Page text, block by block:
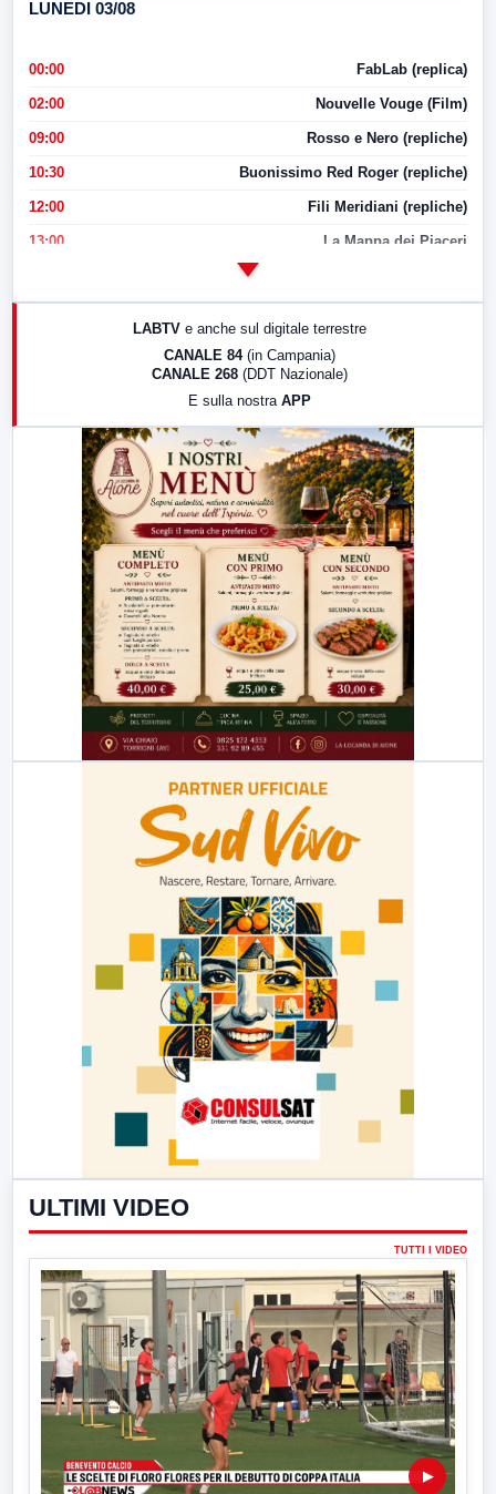
LUNEDI 03/08
00:00 FabLab (replica)
02:00 Nouvelle Vouge (Film)
09:00 Rosso e Nero (repliche)
10:30 Buonissimo Red Roger (repliche)
12:00 Fili Meridiani (repliche)
13:00 La Mappa dei Piaceri
LabNews (replica)
LABTV e anche sul digitale terrestre
CANALE 84 (in Campania)
CANALE 268 (DDT Nazionale)
E sulla nostra APP
ULTIMI VIDEO
TUTTI I VIDEO
▶